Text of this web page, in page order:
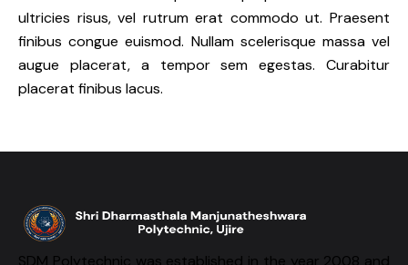
ultricies risus, vel rutrum erat commodo ut. Praesent
finibus congue euismod. Nullam scelerisque massa vel
augue placerat, a tempor sem egestas. Curabitur
placerat finibus lacus.
SDM Polytechnic was established in the year 2008 and